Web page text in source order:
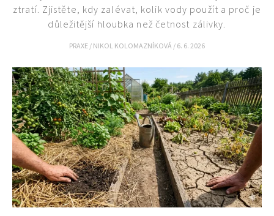
ztratí. Zjistěte, kdy zalévat, kolik vody použít a proč je
důležitější hloubka než četnost zálivky.
PRAXE / NIKOL KOLOMAZNÍKOVÁ / 6. 6. 2026